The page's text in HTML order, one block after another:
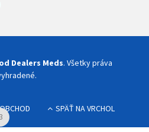
Dealers Meds. Všetky práva
SPÄŤ NA VRCHOL